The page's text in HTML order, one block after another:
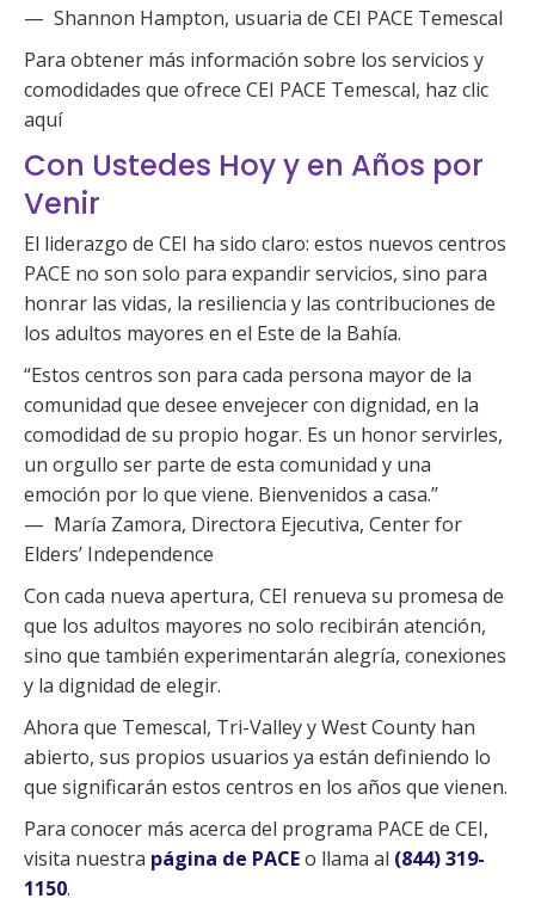
— Shannon Hampton, usuaria de CEI PACE Temescal
Para obtener más información sobre los servicios y
comodidades que ofrece CEI PACE Temescal, haz clic
aquí
Con Ustedes Hoy y en Años por
Venir
El liderazgo de CEI ha sido claro: estos nuevos centros
PACE no son solo para expandir servicios, sino para
honrar las vidas, la resiliencia y las contribuciones de
los adultos mayores en el Este de la Bahía.
“Estos centros son para cada persona mayor de la
comunidad que desee envejecer con dignidad, en la
comodidad de su propio hogar. Es un honor servirles,
un orgullo ser parte de esta comunidad y una
emoción por lo que viene. Bienvenidos a casa.”
— María Zamora, Directora Ejecutiva, Center for
Elders’ Independence
Con cada nueva apertura, CEI renueva su promesa de
que los adultos mayores no solo recibirán atención,
sino que también experimentarán alegría, conexiones
y la dignidad de elegir.
Ahora que Temescal, Tri-Valley y West County han
abierto, sus propios usuarios ya están definiendo lo
que significarán estos centros en los años que vienen.
Para conocer más acerca del programa PACE de CEI,
visita nuestra página de PACEo llama al (844) 319-
1150.